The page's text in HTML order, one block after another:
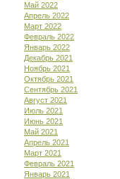
Май 2022
Апрель 2022
Март 2022
Февраль 2022
Январь 2022
Декабрь 2021
Ноябрь 2021
Октябрь 2021
Сентябрь 2021
Август 2021
Июль 2021
Июнь 2021
Май 2021
Апрель 2021
Март 2021
Февраль 2021
Январь 2021